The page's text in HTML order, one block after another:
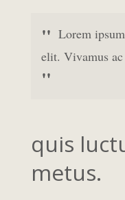
Lorem
elit. Vivamus
quis
metus.